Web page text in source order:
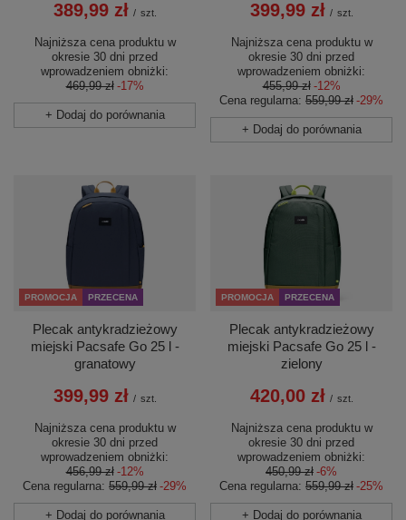
389,99 zł / szt.
Najniższa cena produktu w
okresie 30 dni przed
wprowadzeniem obniżki:
469,99 zł -17%
+ Dodaj do porównania
399,99 zł / szt.
Najniższa cena produktu w
okresie 30 dni przed
wprowadzeniem obniżki:
455,99 zł -12%
Cena regularna: 559,99 zł -29%
+ Dodaj do porównania
PROMOCJA PRZECENA
Plecak antykradzieżowy
miejski Pacsafe Go 25 l -
granatowy
399,99 zł / szt.
Najniższa cena produktu w
okresie 30 dni przed
wprowadzeniem obniżki:
456,99 zł -12%
Cena regularna: 559,99 zł -29%
+ Dodaj do porównania
PROMOCJA PRZECENA
Plecak antykradzieżowy
miejski Pacsafe Go 25 l -
zielony
420,00 zł / szt.
Najniższa cena produktu w
okresie 30 dni przed
wprowadzeniem obniżki:
450,99 zł -6%
Cena regularna: 559,99 zł -25%
+ Dodaj do porównania